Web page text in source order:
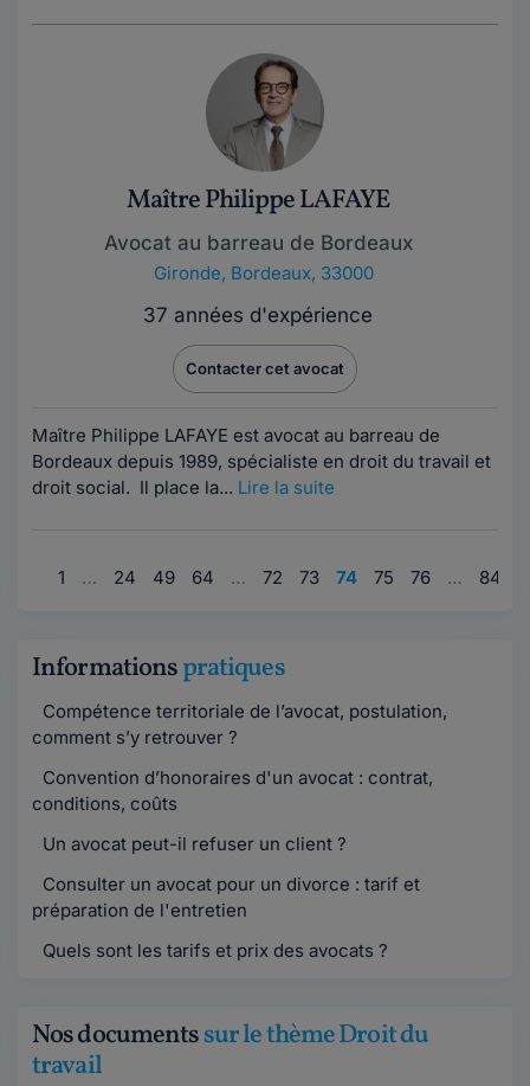
Maître Philippe LAFAYE
Avocat au barreau de Bordeaux
Gironde, Bordeaux, 33000
37 années d'expérience
Contacter cet avocat
Maître Philippe LAFAYE est avocat au barreau de
Bordeaux depuis 1989, spécialiste en droit du travail et
droit social. Il place la... Lire la suite
1 … 24 49 64 … 72 73 74 75 76 … 84
Informationspratiques
Compétence territoriale de l’avocat, postulation,
comment s’y retrouver ?
Convention d’honoraires d'un avocat : contrat,
conditions, coûts
Un avocat peut-il refuser un client ?
Consulter un avocat pour un divorce : tarif et
préparation de l'entretien
Quels sont les tarifs et prix des avocats ?
Nos documentssur le thème Droit du
travail